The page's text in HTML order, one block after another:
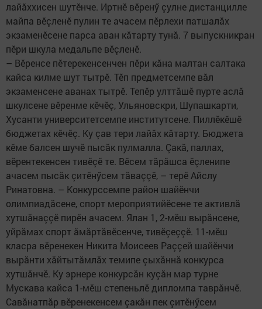
лайăххисен шутӗнче. Иртнӗ вӗренӳ çулне дистанцилле
майпа вӗçленӗ пулин те ачасем пӗрлехи патшалăх
экзаменӗсене парса аван кăтарту тунă. 7 выпускникран
пӗри шкула медальпе вӗçленӗ.
– Вӗренсе пӗтерекенсенчен пӗри кăна малтан салтака
кайса килме шут тытрӗ. Тӗп предметсемпе вăл
экзаменсене аванах тытрӗ. Тепӗр улттăшӗ пурте аслă
шкулсене вӗренме кӗчӗç, Ульяновскри, Шупашкарти,
Хусанти университетсемпе институтсене. Пиллӗкӗшӗ
бюджетах кӗчӗç. Ку çав тери лайăх кăтарту. Бюджета
кӗме балсен шучӗ пысăк пулмалла. Çакă, паллах,
вӗрентекенсен тивӗçӗ те. Вӗсем тăрăшса ӗçленипе
ачасем пысăк çитӗнӳсем тăваççӗ, – терӗ Айслу
Ринатовна. – Конкурссемпе район шайӗнчи
олимпиадăсене, спорт мероприятийӗсене те активлă
хутшăнаççӗ пирӗн ачасем. Ялан 1, 2-мӗш вырăнсене,
уйрăмах спорт ăмăртăвӗсенче, тивӗçеççӗ. 11-мӗш
класра вӗренекен Никита Моисеев Раççей шайӗнчи
вырăнти хăйтытăмлăх темипе çыхăннă конкурса
хутшăнчӗ. Ку эрнере конкурсăн куçăн мар турне
Мускава кайса 1-мӗш степеньлӗ дипломпа таврăнчӗ.
Савăнатпăр вӗренекенсем çакăн пек çитӗнӳсем